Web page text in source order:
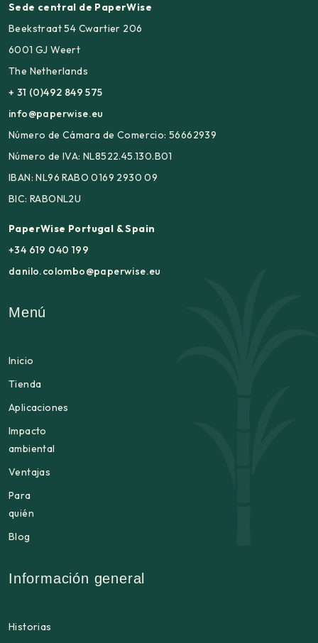
Sede central de PaperWise
Beekstraat 54 Cwartier 206
6001 GJ Weert
The Netherlands
+ 31 (0)492 849 575
info@paperwise.eu
Número de Cámara de Comercio: 56662939
Número de IVA: NL8522.45.130.B01
IBAN: NL96 RABO 0169 2930 09
BIC: RABONL2U
PaperWise Portugal & Spain
+34 619 040 199
danilo.colombo@paperwise.eu
Menú
Inicio
Tienda
Aplicaciones
Impacto
ambiental
Ventajas
Para
quién
Blog
Información general
Historias